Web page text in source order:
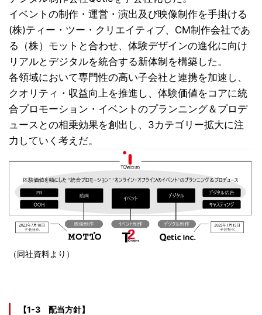
イベントの制作・運営・演出及び映像制作を手掛ける
(株)ティー・ツー・クリエイティブ、CM制作会社であ
る（株）モットと合わせ、体験デザインの進化に向け
リアルとデジタルを統合する新体制を構築した。
各領域において専門性の高い子会社と連携を加速し、
クオリティ・収益向上を推進し、体験価値をコアに統
合プロモーション・イベントのプランニング＆プロデ
ュースとの相乗効果を創出し、3カテゴリー拡大に注
力していく考えだ。
（同社資料より）
【1-3 配当方針】